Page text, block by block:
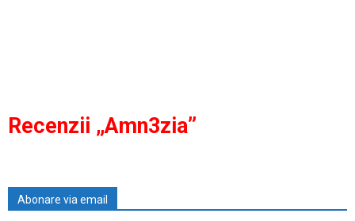
Recenzii „Amn3zia”
Abonare via email